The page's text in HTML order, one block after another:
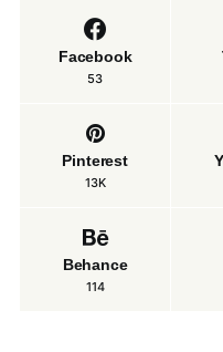
Facebook
53
Pinterest
13K
Behance
114